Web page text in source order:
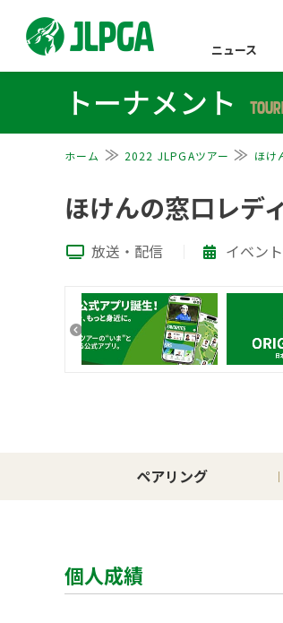
ニュース
トーナメント
ホーム 2022 JLPGAツアー ほけ
ほけんの窓口レデ
放送・配信 イベン
ペアリング
個人成績